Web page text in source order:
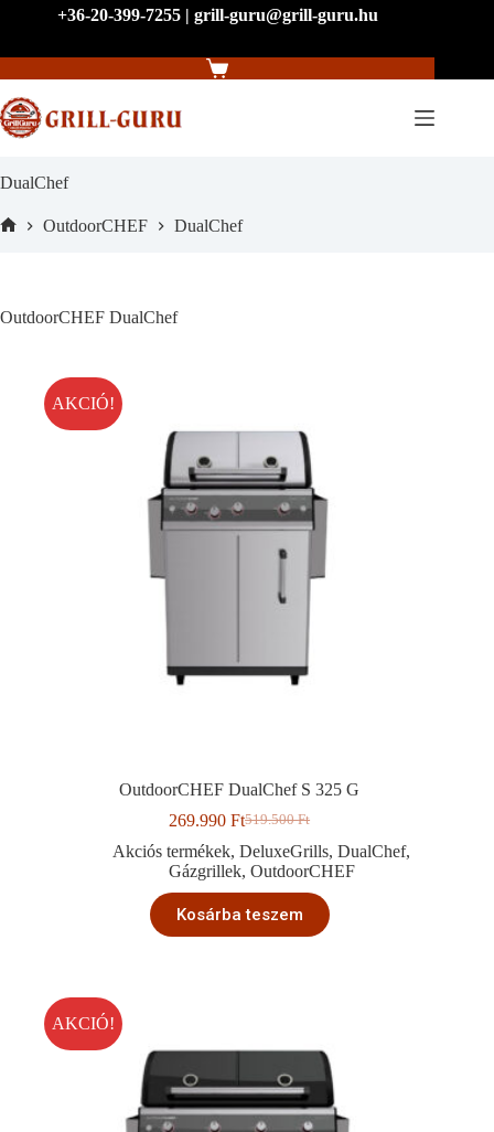
+36-20-399-7255 | grill-guru@grill-guru.hu
Shopping
DualChef
OutdoorCHEF DualChef
OutdoorCHEF DualChef
AKCIÓ!
OutdoorCHEF DualChef S 325 G
519.500Ft
Original
price
was:
269.990FtCurrent
price
is:
Akciós termékek,DeluxeGrills,DualChef,
Gázgrillek, OutdoorCHEF
Kosárba teszem
AKCIÓ!